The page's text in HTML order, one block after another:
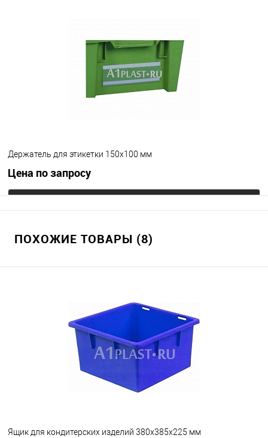
Держатель для этикетки 150х100 мм
Цена по запросу
В избранное
ПОХОЖИЕ ТОВАРЫ (8)
Ящик для кондитерских изделий 380х385х225 мм